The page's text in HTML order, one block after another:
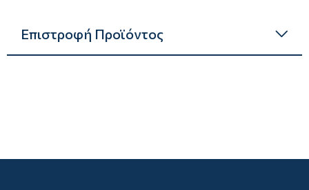
Επιστροφή Προϊόντος